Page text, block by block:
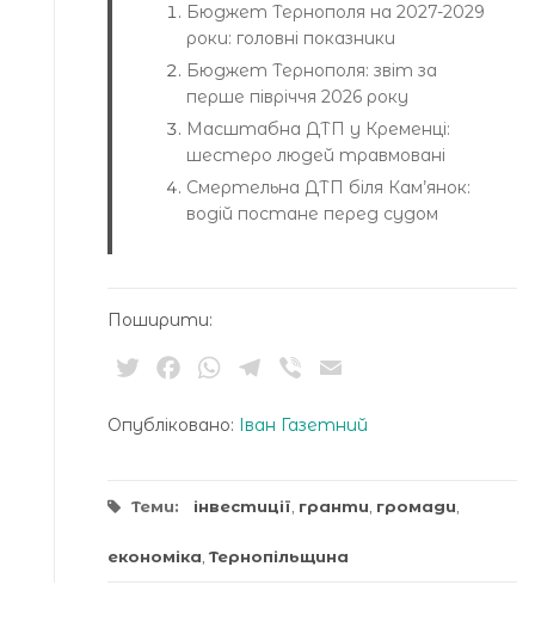
Бюджет Тернополя на 2027-2029
роки: головні показники
Бюджет Тернополя: звіт за
перше півріччя 2026 року
Масштабна ДТП у Кременці:
шестеро людей травмовані
Смертельна ДТП біля Кам’янок:
водій постане перед судом
Поширити:
TwitterFacebookWhatsApp
Telegram
Viber
Опубліковано: Іван Газетний
Теми: інвестиції гранти громади
економіка Тернопільщина